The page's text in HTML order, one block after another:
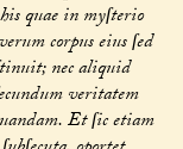
quae in myſterio
corpus eius ſed
nec aliquid
veritatem
Et ſic etiam